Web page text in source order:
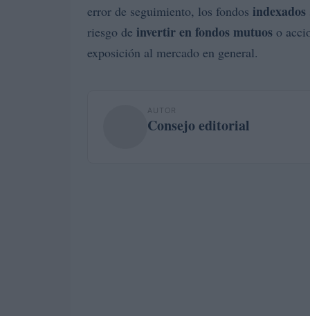
error de seguimiento, los fondos indexados
riesgo de invertir en fondos mutuos o
exposición al mercado en general.
AUTOR
Consejo editorial